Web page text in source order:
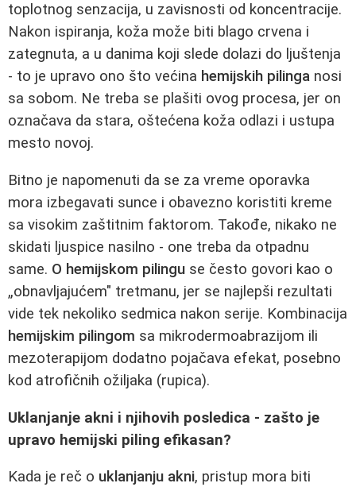
toplotnog senzacija, u zavisnosti od koncentracije.
Nakon ispiranja, koža može biti blago crvena i
zategnuta, a u danima koji slede dolazi do ljuštenja
- to je upravo ono što većina hemijskih pilinga nosi
sa sobom. Ne treba se plašiti ovog procesa, jer on
označava da stara, oštećena koža odlazi i ustupa
mesto novoj.
Bitno je napomenuti da se za vreme oporavka
mora izbegavati sunce i obavezno koristiti kreme
sa visokim zaštitnim faktorom. Takođe, nikako ne
skidati ljuspice nasilno - one treba da otpadnu
same. O hemijskom pilingu se često govori kao o
„obnavljajućem" tretmanu, jer se najlepši rezultati
vide tek nekoliko sedmica nakon serije. Kombinacija
hemijskim pilingom sa mikrodermoabrazijom ili
mezoterapijom dodatno pojačava efekat, posebno
kod atrofičnih ožiljaka (rupica).
Uklanjanje akni i njihovih posledica - zašto je
upravo hemijski piling efikasan?
Kada je reč o uklanjanju akni, pristup mora biti